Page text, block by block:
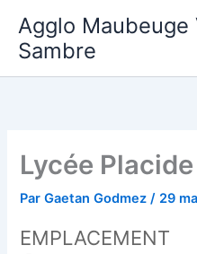
contenu
Agglo Maubeuge
Sambre
Lycée
ParGaetan Godmez/ 29
EMPLACEMENT